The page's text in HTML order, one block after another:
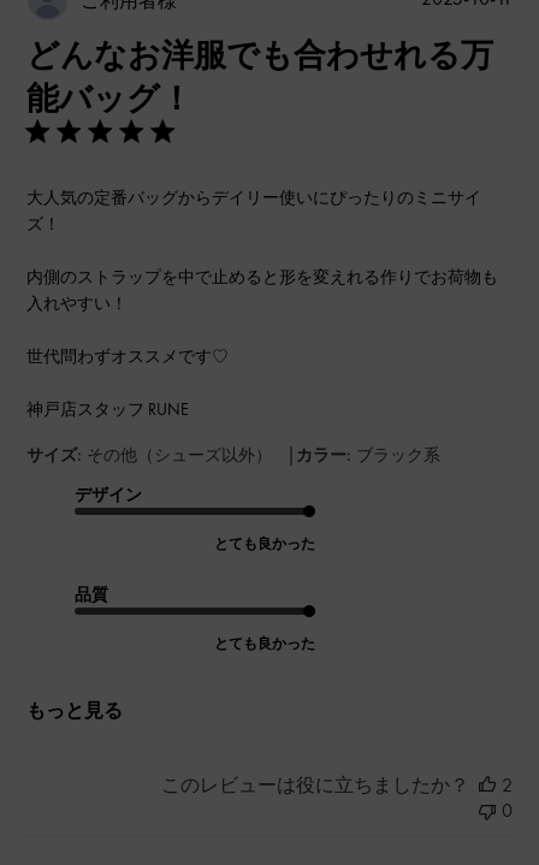
どんなお洋服でも合わせれる万
能バッグ！
大人気の定番バッグからデイリー使いにぴったりのミニサイ
ズ！
内側のストラップを中で止めると形を変えれる作りでお荷物も
入れやすい！
世代問わずオススメです♡
神戸店スタッフ RUNE
サイズ: その他（シューズ以外） | カラー: ブラック系
デザイン
とても良かった
品質
とても良かった
もっと見る
このレビューは役に立ちましたか？
2
0